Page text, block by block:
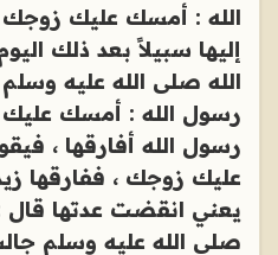
الله : أمسك عليك زوجك
إليها سبيلاً بعد ذلك
الله صلى الله عليه
رسول الله : أمسك
رسول الله أفارقها ،
عليك زوجك ، ففارقها
يعني انقضت عدتها قال
صلى الله عليه وسلم